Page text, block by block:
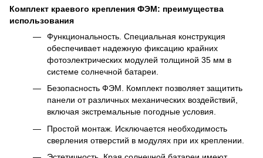
Комплект краевого крепления ФЭМ: преимущества
использования
Функциональность. Специальная конструкция
обеспечивает надежную фиксацию крайних
фотоэлектрических модулей толщиной 35 мм в
системе солнечной батареи.
Безопасность ФЭМ. Комплект позволяет защитить
панели от различных механических воздействий,
включая экстремальные погодные условия.
Простой монтаж. Исключается необходимость
сверления отверстий в модулях при их креплении.